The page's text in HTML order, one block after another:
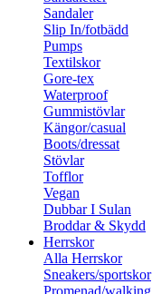
Sandaler
Slip In/fotbädd
Pumps
Textilskor
Gore-tex
Waterproof
Gummistövlar
Kängor/casual
Boots/dressat
Stövlar
Tofflor
Vegan
Dubbar I Sulan
Broddar & Skydd
Herrskor
Alla Herrskor
Sneakers/sportskor
Promenad/walking